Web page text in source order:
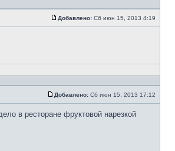
Добавлено: Сб июн 15, 2013 4:19
Добавлено: Сб июн 15, 2013 17:12
в ресторане фруктовой нарезкой